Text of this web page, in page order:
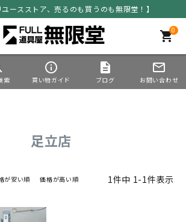
ユースストア、売るのも買うのも無限堂！】
0
shopping_cart
索
info_outline
買い物ガイド
description
ブログ
mail_outline
お問い合わせ
足立店
が安い順 価格が高い順 1件中 1-1件表示